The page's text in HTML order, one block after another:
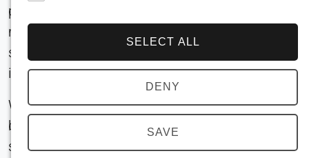
procestechnische projecten geeft ons de
mogelijkheid om onze kennis over te dragen en
succesvol toe te passen in een breed scala van
industrieën.
We zijn al in staat geweest om veel nieuwe
benaderingen van oplossingen in deze vorm
succesvol toe te passen in tal van verschillende
SELECT ALL
DENY
SAVE